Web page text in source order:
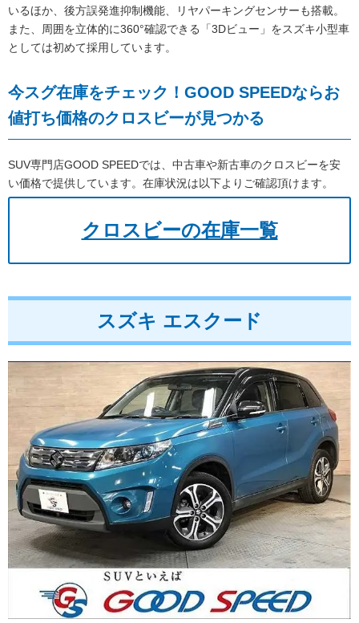
いるほか、後方誤発進抑制機能、リヤパーキングセンサーも搭載。
また、周囲を立体的に360°確認できる
「3Dビュー」 をスズキ小型車
としては初めて採用しています。
今スグ在庫をチェック！GOOD SPEEDならお
値打ち価格のクロスビーが見つかる
SUV専門店GOOD SPEEDでは、中古車や新古車のクロスビーを安
い価格で提供しています。在庫状況は以下よりご確認頂けます。
クロスビーの在庫一覧
スズキ エスクード